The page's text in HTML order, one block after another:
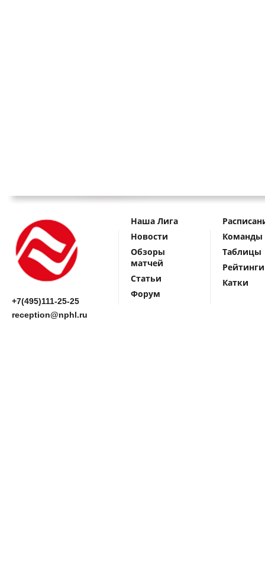
+7(495)111-25-25
reception@nphl.ru
Наша Лига
Новости
Обзоры
матчей
Статьи
Форум
Команды
Таблицы
Рейтинги
Катки